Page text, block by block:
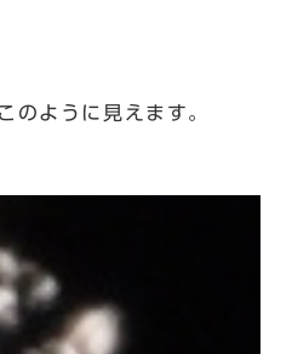
のように見えます。